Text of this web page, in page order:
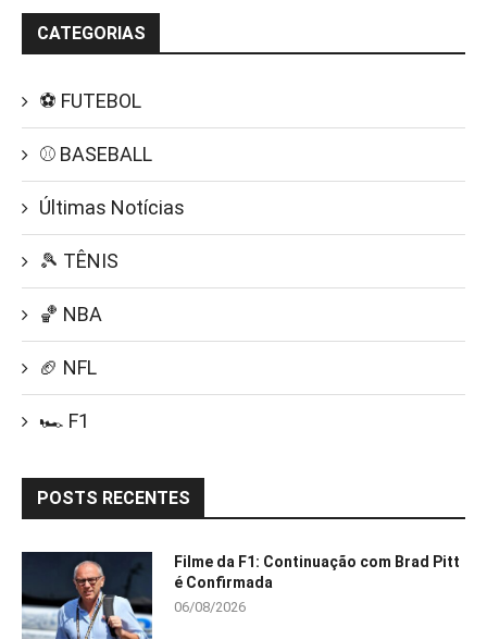
CATEGORIAS
⚽ FUTEBOL
⚾ BASEBALL
Últimas Notícias
🎾 TÊNIS
🏀 NBA
🏈 NFL
🏎️ F1
POSTS RECENTES
Filme da F1: Continuação com Brad Pitt
é Confirmada
06/08/2026